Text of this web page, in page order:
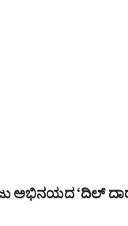
ಅಭಿನಯದ ‘ದಿಲ್